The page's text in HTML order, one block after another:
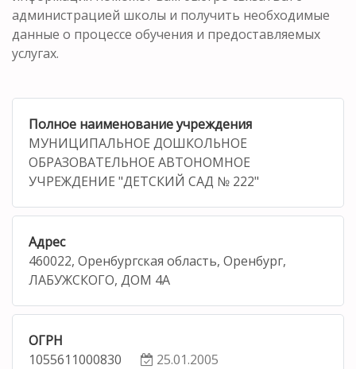
администрацией школы и получить необходимые
данные о процессе обучения и предоставляемых
услугах.
Полное наименование учреждения
МУНИЦИПАЛЬНОЕ ДОШКОЛЬНОЕ
ОБРАЗОВАТЕЛЬНОЕ АВТОНОМНОЕ
УЧРЕЖДЕНИЕ "ДЕТСКИЙ САД № 222"
Адрес
460022, Оренбургская область, Оренбург,
ЛАБУЖСКОГО, ДОМ 4А
ОГРН
1055611000830
25.01.2005